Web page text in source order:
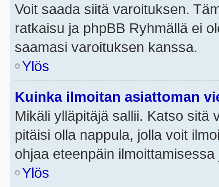
Voit saada siitä varoituksen.
ratkaisu ja phpBB Ryhmällä ei
saamasi varoituksen kanssa.
Ylös
Kuinka ilmoitan asiattoman
Mikäli ylläpitäjä sallii. Katso sitä
pitäisi olla nappula, jolla voit
ohjaa eteenpäin
Ylös